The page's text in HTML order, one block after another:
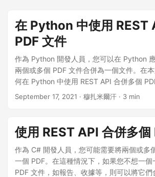
在 Python 中使用 REST
PDF 文件
作為 Python 開發人員，您可以在 Python
兩個或多個 PDF 文件合併為一個文件。在
何在 Python 中使用 REST API 合併多個
September 17, 2021 · 穆扎米爾汗 · 3 min
使用 REST API 合併多個
作為 C# 開發人員，您可能需要將兩個或多
一個 PDF。在這種情況下，如果您不想一
PDF 文件，如報告、收據等，則可以將它們